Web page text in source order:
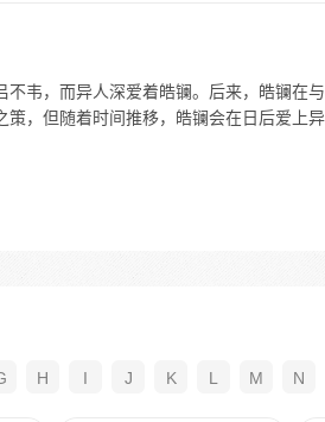
韦，而异人深爱着皓镧。后来，皓镧在
，但随着时间推移，皓镧会在日后爱上
H I J K L M N